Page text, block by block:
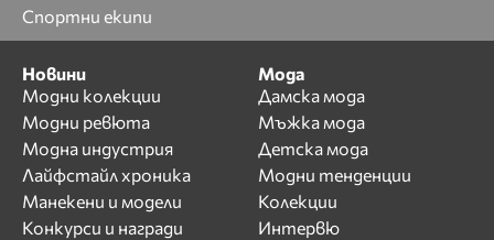
Спортни екипи
Новини
Модни колекции
Модни ревюта
Модна индустрия
Лайфстайл хроника
Манекени и модели
Конкурси и награди
Мода
Дамска мода
Мъжка мода
Детска мода
Модни тенденции
Колекции
Интервю